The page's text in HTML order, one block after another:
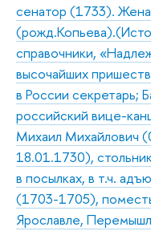
сенатор (1733).
справочники,
высочайших
в России секретарь;
российский вице-
Михаил Михайлович
18.01.1730),
в посылках, в т.ч.
(1703-1705),
Ярославле,